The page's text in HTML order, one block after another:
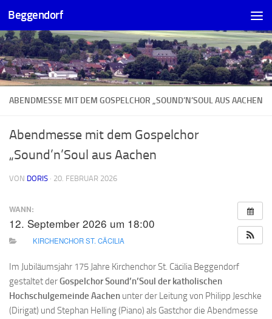
Zum Inhalt springen
Beggendorf
ABENDMESSE MIT DEM GOSPELCHOR „SOUND’N’SOUL AUS AACHEN
Abendmesse mit dem Gospelchor
„Sound’n’Soul aus Aachen
VON DORIS · 20. FEBRUAR 2026
WANN:
12. September 2026 um 18:00
KIRCHENCHOR ST. CÄCILIA
Im Jubiläumsjahr 175 Jahre Kirchenchor St. Cäcilia Beggendorf
gestaltet derGospelchor Sound’n’Soul der katholischen
Hochschulgemeinde Aachen unter der Leitung von Philipp Jeschke
(Dirigat) und Stephan Helling (Piano) als Gastchor die Abendmesse